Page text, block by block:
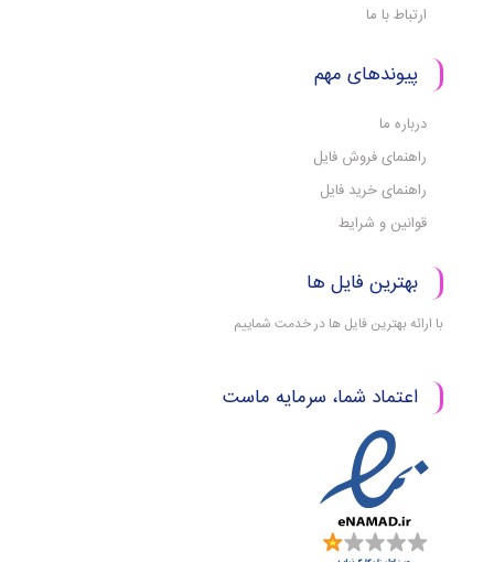
ارتباط با ما
پیوندهای مهم
درباره ما
راهنمای فروش فایل
راهنمای خرید فایل
قوانین و شرایط
بهترین فایل ها
با ارائه بهترین فایل ها در خدمت شماییم
اعتماد شما، سرمایه ماست